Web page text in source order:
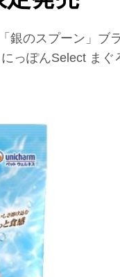
銀のスプーン」ブ
っぽんSelect まぐ